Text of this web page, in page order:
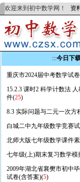
欢迎来到初中数学网！ 资
:::今日下
重庆市2024届中考数学试
15.2.3 课时2 科学计数法
件(25)
8.3 实际问题与二元一次方
白城二中九年级数学竞赛
北师大版七年级数学课件
七年级(上)期末复习数学模
2009年湖北省襄樊市初中
试卷(含答案)(5)